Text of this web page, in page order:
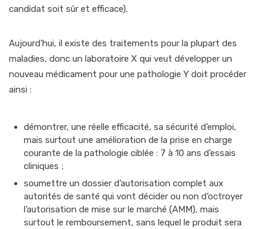
candidat soit sûr et efficace).
Aujourd’hui, il existe des traitements pour la plupart des
maladies, donc un laboratoire X qui veut développer un
nouveau médicament pour une pathologie Y doit procéder
ainsi :
démontrer, une réelle efficacité, sa sécurité d’emploi,
mais surtout une amélioration de la prise en charge
courante de la pathologie ciblée : 7 à 10 ans d’essais
cliniques ;
soumettre un dossier d’autorisation complet aux
autorités de santé qui vont décider ou non d’octroyer
l’autorisation de mise sur le marché (AMM), mais
surtout le remboursement, sans lequel le produit sera